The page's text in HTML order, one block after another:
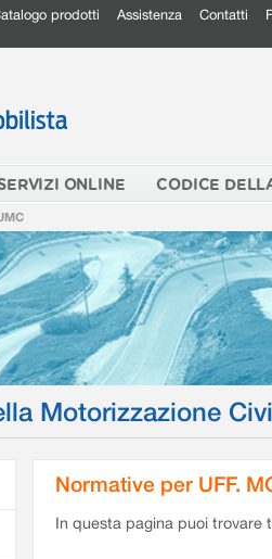
prodotti Assistenza Contatti
ONLINE CODICE
Motorizzazione
Normative per UFF.
In questa pagina puoi